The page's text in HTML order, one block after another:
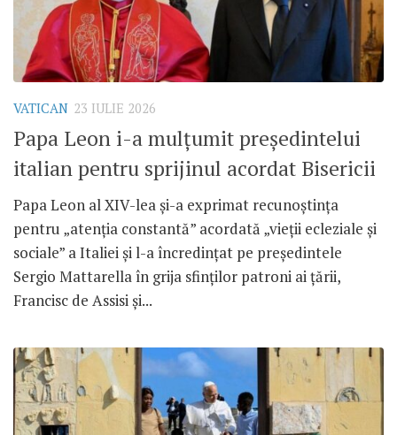
VATICAN 23 IULIE 2026
Papa Leon i-a mulțumit președintelui
italian pentru sprijinul acordat Bisericii
Papa Leon al XIV-lea și-a exprimat recunoștința
pentru „atenția constantă” acordată „vieții ecleziale și
sociale” a Italiei și l-a încredințat pe președintele
Sergio Mattarella în grija sfinților patroni ai țării,
Francisc de Assisi și...